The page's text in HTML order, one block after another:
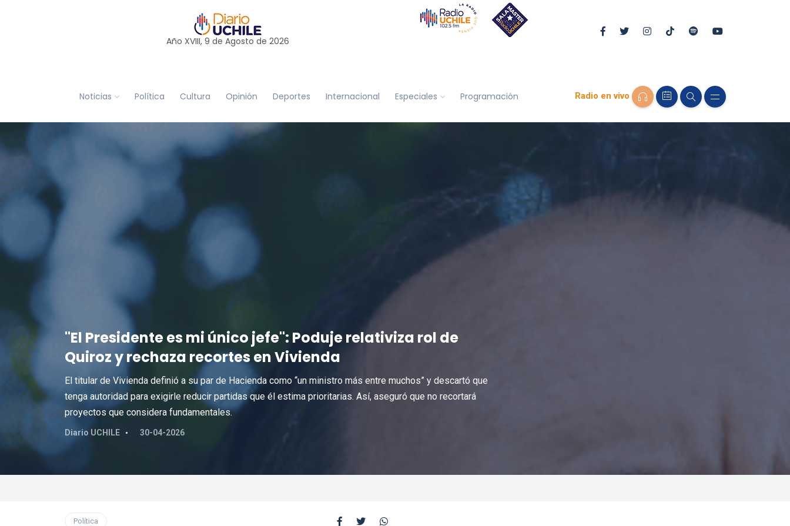
Año XVIII, 9 de Agosto de 2026
Noticias Política Cultura Opinión Deportes Internacional Especiales Programación Radio en vivo
"El Presidente es mi único jefe": Poduje relativiza rol de
Quiroz y rechaza recortes en Vivienda
El titular de Vivienda definió a su par de Hacienda como “un ministro más entre muchos” y descartó que
tenga autoridad para exigirle reducir partidas que él estima prioritarias. Así, aseguró que no recortará
proyectos que considera fundamentales.
Diario UCHILE 30-04-2026
Política